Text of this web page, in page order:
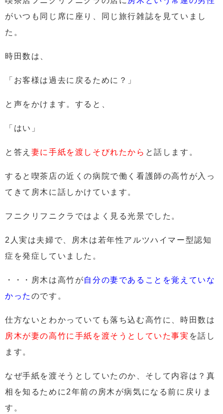
がいつも同じ席に座り、同じ旅行雑誌を見ていまし
た。
時田数は、
「お客様は過去に戻るために？」
と声をかけます。すると、
「はい」
と答え 妻に手紙を渡しそびれたから と話します。
すると喫茶店の近くの病院で働く看護師の高竹が入っ
てきて房木に話しかけています。
フニクリフニクラではよく見る光景でした。
2人実は夫婦で、房木は若年性アルツハイマー型認知
症を発症していました。
・・・房木は高竹が自分の妻であることを覚えていな
かった のです。
仕方ないとわかっていても落ち込む高竹に、時田数は
房木が妻の高竹に手紙を渡そうとしていた事実 を話し
ます。
なぜ手紙を渡そうとしていたのか、そして内容は？真
相を知るために2年前の房木が病気になる前に戻りま
す。